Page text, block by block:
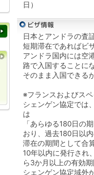
日）
日本とアンドラの査
短期滞在であればビ
アンドラ国内には空
路で入国することに
そのまま入国できる
※フランスおよびス
シェンゲン協定では
は
「あらゆる180日の
おり、過去180日以
滞在の期間として合
10年以内に発行され
ら3か月以上の有効
シェンゲン協定域外